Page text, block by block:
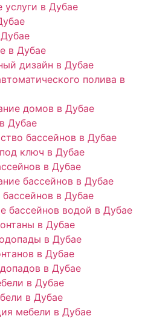
в Дубае
в Дубае
дизайн в Дубае
полива в
домов в Дубае
Дубае
бассейнов в Дубае
ключ в Дубае
в Дубае
бассейнов в Дубае
в Дубае
бассейнов водой в Дубае
в Дубае
в Дубае
в Дубае
в Дубае
в Дубае
в Дубае
мебели в Дубае